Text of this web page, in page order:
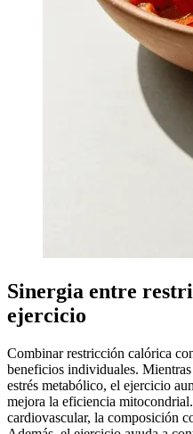
Sinergia entre
ejercicio
Combinar restricción calórica
beneficios individuales.
estrés metabólico, el ejercicio
mejora la eficiencia
cardiovascular, la composición